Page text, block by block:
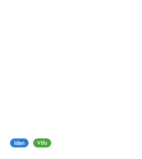
Idan Vifo